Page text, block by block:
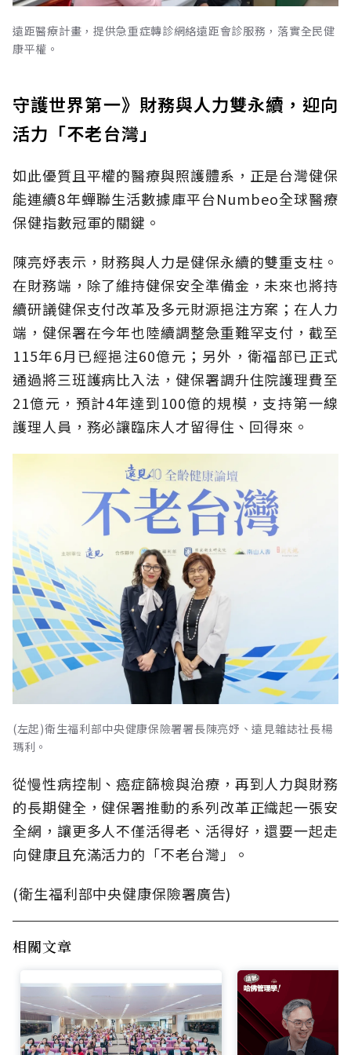
遠距醫療計畫，提供急重症轉診網絡遠距會診服務，落實全民健
康平權。
守護世界第一》財務與人力雙永續，迎向
活力「不老台灣」
如此優質且平權的醫療與照護體系，正是台灣健保
能連續8年蟬聯生活數據庫平台Numbeo全球醫療
保健指數冠軍的關鍵。
陳亮妤表示，財務與人力是健保永續的雙重支柱。
在財務端，除了維持健保安全準備金，未來也將持
續研議健保支付改革及多元財源挹注方案；在人力
端，健保署在今年也陸續調整急重難罕支付，截至
115年6月已經挹注60億元；另外，衛福部已正式
通過將三班護病比入法，健保署調升住院護理費至
21億元，預計4年達到100億的規模，支持第一線
護理人員，務必讓臨床人才留得住、回得來。
(左起)衛生福利部中央健康保險署署長陳亮妤、遠見雜誌社長楊
瑪利。
從慢性病控制、癌症篩檢與治療，再到人力與財務
的長期健全，健保署推動的系列改革正織起一張安
全網，讓更多人不僅活得老、活得好，還要一起走
向健康且充滿活力的「不老台灣」。
(衛生福利部中央健康保險署廣告)
相關文章